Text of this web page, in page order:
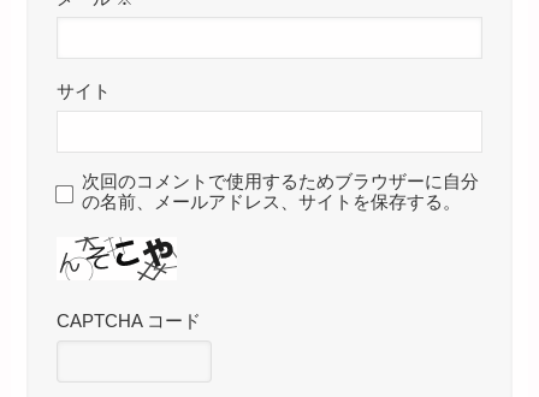
サイト
次回のコメントで使用するためブラウザーに自分
の名前、メールアドレス、サイトを保存する。
CAPTCHA コード